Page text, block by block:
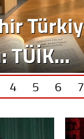
TÜİK…
4 5 6 7